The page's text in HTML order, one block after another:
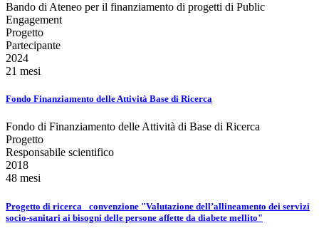
Bando di Ateneo per il finanziamento di progetti di Public
Engagement
Progetto
Partecipante
2024
21 mesi
Fondo Finanziamento delle Attività Base di Ricerca
Fondo di Finanziamento delle Attività di Base di Ricerca
Progetto
Responsabile scientifico
2018
48 mesi
Progetto di ricerca _convenzione "Valutazione dell’allineamento dei servizi
socio-sanitari ai bisogni delle persone affette da diabete mellito"